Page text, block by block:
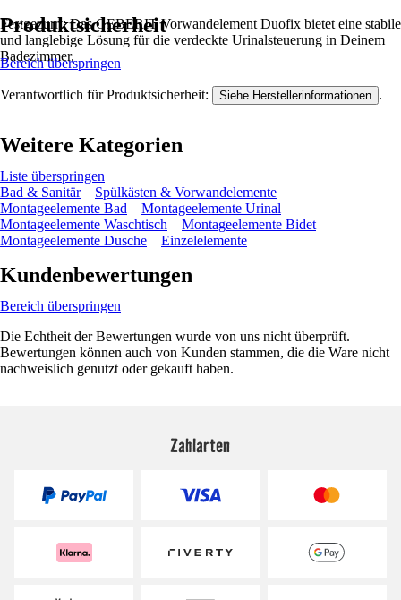
Festgezurrt: Das GEBERIT Vorwandelement Duofix bietet eine stabile
und langlebige Lösung für die verdeckte Urinalsteuerung in Deinem
Badezimmer.
Produktsicherheit
Bereich überspringen
Verantwortlich für Produktsicherheit: Siehe Herstellerinformationen .
Weitere Kategorien
Liste überspringen
Bad & Sanitär
Spülkästen & Vorwandelemente
Montageelemente Bad
Montageelemente Urinal
Montageelemente Waschtisch
Montageelemente Bidet
Montageelemente Dusche
Einzelelemente
Kundenbewertungen
Bereich überspringen
Die Echtheit der Bewertungen wurde von uns nicht überprüft.
Bewertungen können auch von Kunden stammen, die die Ware nicht
nachweislich genutzt oder gekauft haben.
Zahlarten